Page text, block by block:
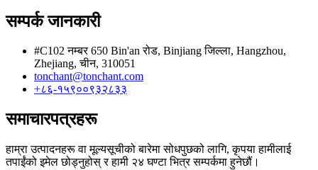
सम्पर्क जानकारी
#C102 नम्बर 650 Bin'an रोड, Binjiang जिल्ला, Hangzhou,
Zhejiang, चीन, 310051
tonchant@tonchant.com
+८६-१५९००९३२८३३
समाचारपत्रहरू
हाम्रा उत्पादनहरू वा मूल्यसूचीको बारेमा सोधपुछको लागि, कृपया हामीलाई
तपाईंको इमेल छोड्नुहोस् र हामी २४ घण्टा भित्र सम्पर्कमा हुनेछौं।